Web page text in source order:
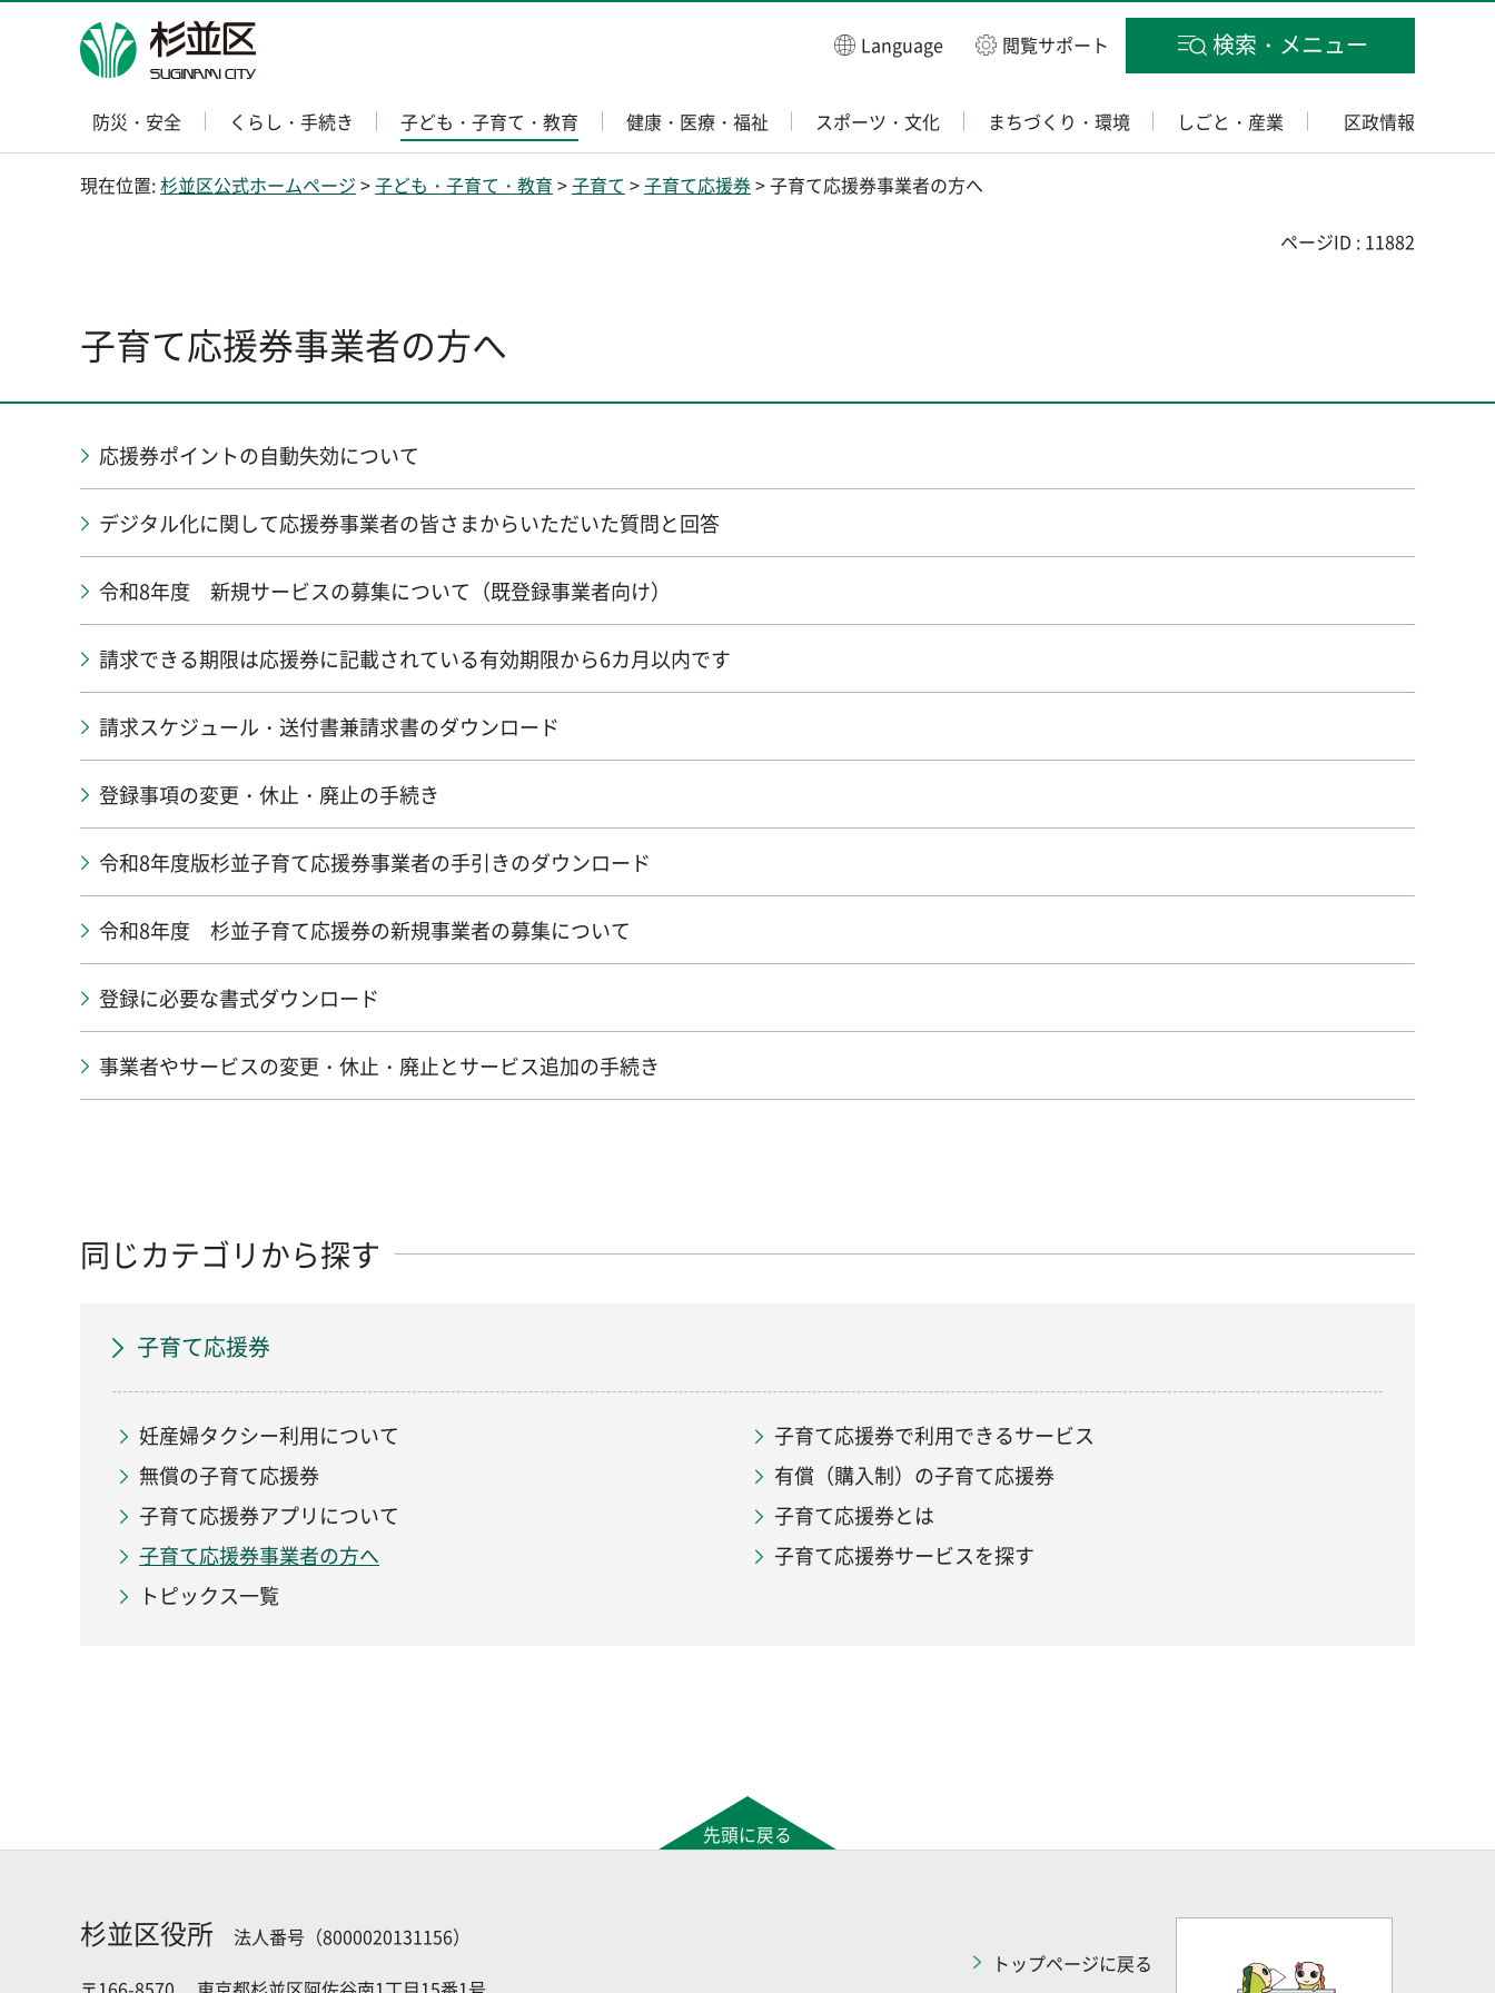
杉並区 Language 閲覧サポート 検索・メニュー
防災・安全 くらし・手続き 子ども・子育て・教育 健康・医療・福祉 スポーツ・文化 まちづくり・環境 しごと・産業 区政情報
現在位置:杉並区公式ホームページ >子ども・子育て・教育 >子育て >子育て応援券> 子育て応援券事業者の方へ
ページID : 11882
子育て応援券事業者の方へ
応援券ポイントの自動失効について
デジタル化に関して応援券事業者の皆さまからいただいた質問と回答
令和8年度 新規サービスの募集について（既登録事業者向け）
請求できる期限は応援券に記載されている有効期限から6カ月以内です
請求スケジュール・送付書兼請求書のダウンロード
登録事項の変更・休止・廃止の手続き
令和8年度版杉並子育て応援券事業者の手引きのダウンロード
令和8年度 杉並子育て応援券の新規事業者の募集について
登録に必要な書式ダウンロード
事業者やサービスの変更・休止・廃止とサービス追加の手続き
同じカテゴリから探す
子育て応援券
妊産婦タクシー利用について
子育て応援券で利用できるサービス
無償の子育て応援券
有償（購入制）の子育て応援券
子育て応援券アプリについて
子育て応援券とは
子育て応援券事業者の方へ
子育て応援券サービスを探す
トピックス一覧
先頭に戻る
杉並区役所
法人番号（8000020131156）
トップページに戻る